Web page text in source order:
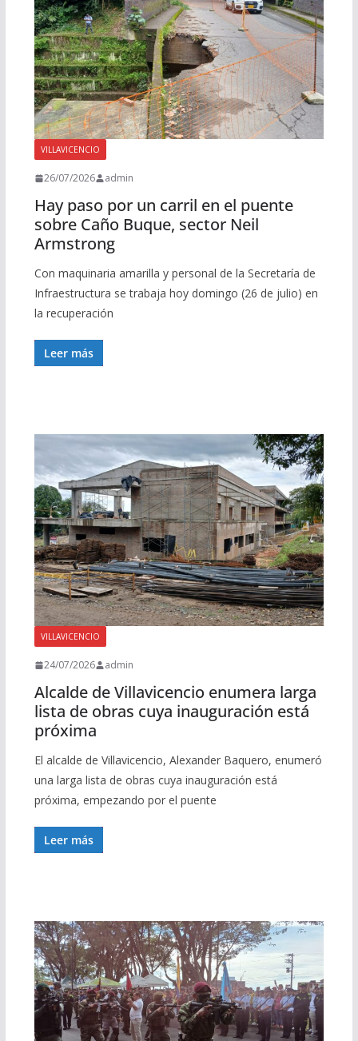
VILLAVICENCIO
26/07/2026 admin
Hay paso por un carril en el puente
sobre Caño Buque, sector Neil
Armstrong
Con maquinaria amarilla y personal de la Secretaría de
Infraestructura se trabaja hoy domingo (26 de julio) en
la recuperación
Leer más
VILLAVICENCIO
24/07/2026 admin
Alcalde de Villavicencio enumera larga
lista de obras cuya inauguración está
próxima
El alcalde de Villavicencio, Alexander Baquero, enumeró
una larga lista de obras cuya inauguración está
próxima, empezando por el puente
Leer más